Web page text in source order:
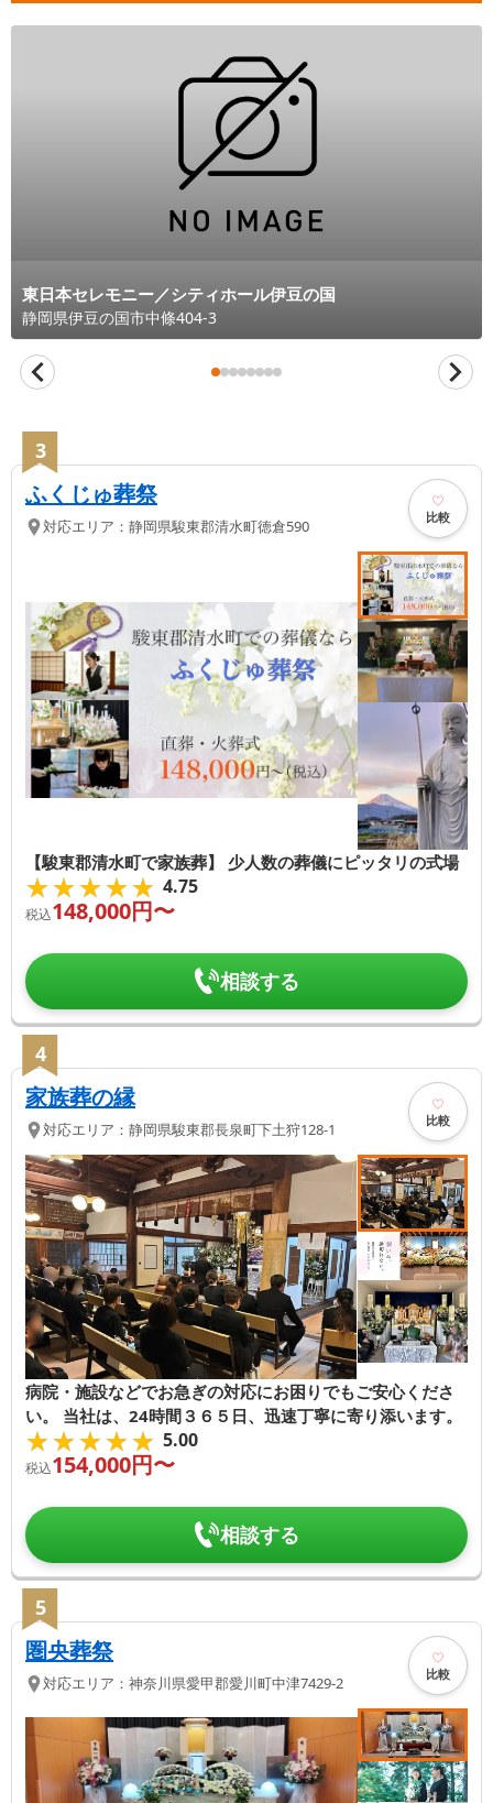
東日本セレモニー／シティホール伊豆の国
静岡県伊豆の国市中條404-3
3
ふくじゅ葬祭
対応エリア： 静岡県駿東郡清水町徳倉590 比較
【駿東郡清水町で家族葬】 少人数の葬儀にピッタリの式場
★★★★★
★★★★★ 4.75
税込148,000円〜
相談する
4
家族葬の縁
対応エリア： 静岡県駿東郡長泉町下土狩128-1 比較
病院・施設などでお急ぎの対応にお困りでもご安心くださ
い。 当社は、24時間３６５日、迅速丁寧に寄り添います。
★★★★★
★★★★★ 5.00
税込154,000円〜
相談する
5
圏央葬祭
対応エリア： 神奈川県愛甲郡愛川町中津7429-2 比較